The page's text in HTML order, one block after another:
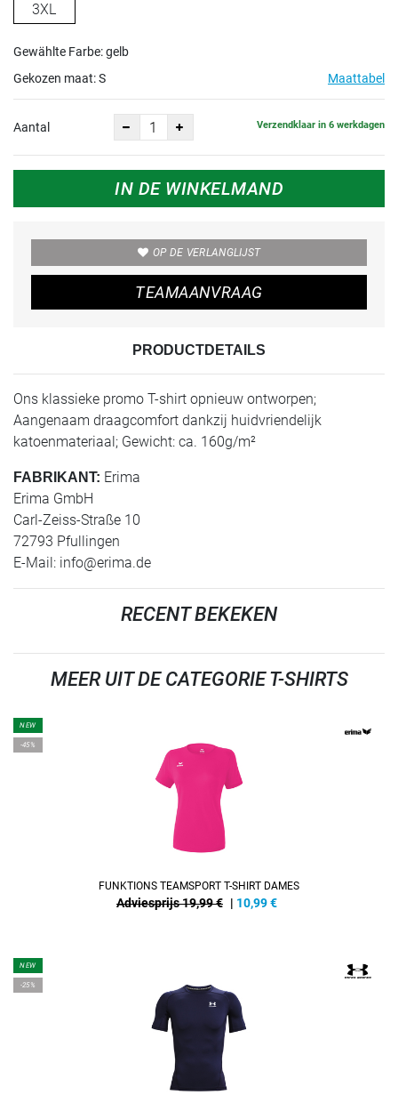
3XL
Gewählte Farbe: gelb
Gekozen maat:S Maattabel
Aantal Verzendklaar in 6 werkdagen
IN DE WINKELMAND
OP DE VERLANGLIJST
TEAMAANVRAAG
PRODUCTDETAILS
Ons klassieke promo T-shirt opnieuw ontworpen;
Aangenaam draagcomfort dankzij huidvriendelijk
katoenmateriaal; Gewicht: ca. 160g/m²
FABRIKANT: Erima
Erima GmbH
Carl-Zeiss-Straße 10
72793 Pfullingen
E-Mail: info@erima.de
RECENT BEKEKEN
MEER UIT DE CATEGORIE T-SHIRTS
NEW
-45%
FUNKTIONS TEAMSPORT T-SHIRT DAMES
Adviesprijs 19,99 € | 10,99€
NEW
-25%